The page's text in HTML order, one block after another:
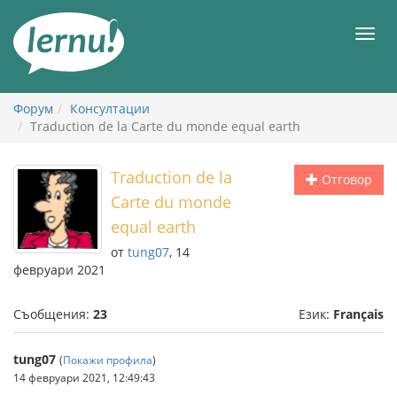
съдържанието
Форум
Консултации
Traduction de la Carte du monde equal earth
Отговор
Traduction de la
Carte du monde
equal earth
от tung07, 14
февруари 2021
Съобщения: 23 Език: Français
tung07 (Покажи профила)
14 февруари 2021, 12:49:43